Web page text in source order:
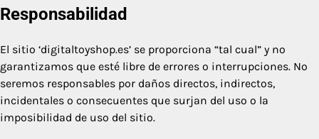
Responsabilidad
El sitio ‘digitaltoyshop.es’ se proporciona “tal cual” y no
garantizamos que esté libre de errores o interrupciones. No
seremos responsables por daños directos, indirectos,
incidentales o consecuentes que surjan del uso o la
imposibilidad de uso del sitio.